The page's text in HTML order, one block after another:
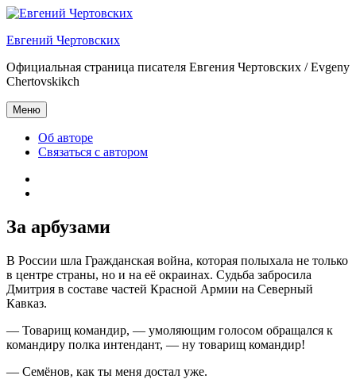
Перейти
содержимому
Евгений Чертовских
Официальная страница писателя Евгения Чертовских / Evgeny
Chertovskikch
Меню
Об авторе
Связаться с автором
автором
За арбузами
В России шла Гражданская война, которая полыхала не только
в центре страны, но и на её окраинах. Судьба забросила
Дмитрия в составе частей Красной Армии на Северный
Кавказ.
— Товарищ командир, — умоляющим голосом обращался к
командиру полка интендант, — ну товарищ командир!
— Семёнов, как ты меня достал уже.